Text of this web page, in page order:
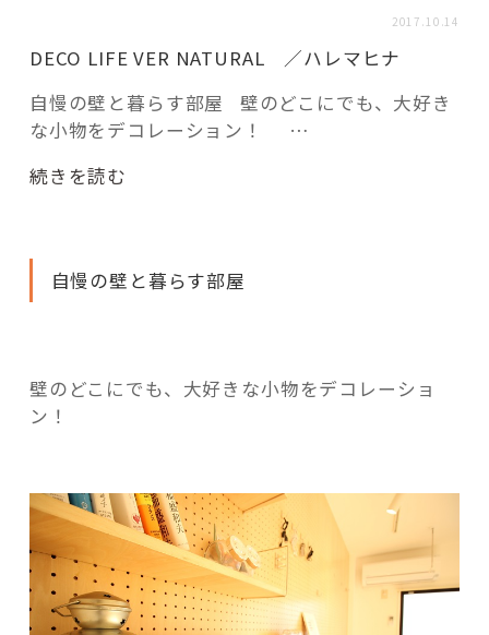
「モノ」
fleXe
協賛・協力店
記事検索
2017.10.14
DECO LIFE VER NATURAL ／ハレマヒナ
自慢の壁と暮らす部屋 壁のどこにでも、大好き
な小物をデコレーション！ …
“DECO
NATURAL
ハ
ヒ
ナ”
続きを読む
自慢の壁と暮らす部屋
壁のどこにでも、大好きな小物をデコレーショ
ン！